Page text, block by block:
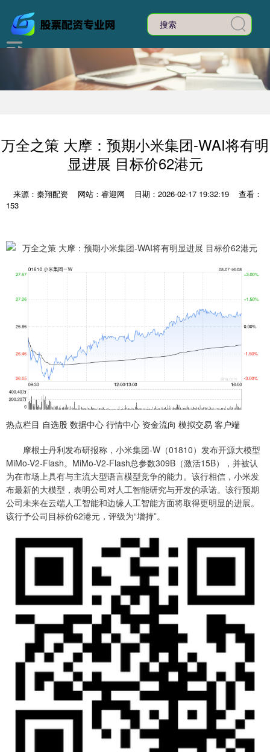
万全之策 大摩：预期小米集团-WAI将有明
显进展 目标价62港元
来源：秦翔配资 网站：睿迎网 日期：2026-02-17 19:32:19
查看：
153
热点栏目 自选股 数据中心 行情中心 资金流向 模拟交易 客户端
摩根士丹利发布研报称，小米集团-W（01810）发布开源大模型
MiMo-V2-Flash。MiMo-V2-Flash总参数309B（激活15B），并被认
为在市场上具有与主流大型语言模型竞争的能力。该行相信，小米发
布最新的大模型，表明公司对人工智能研究与开发的承诺。该行预期
公司未来在云端人工智能和边缘人工智能方面将取得更明显的进展。
该行予公司目标价62港元，评级为“增持”。